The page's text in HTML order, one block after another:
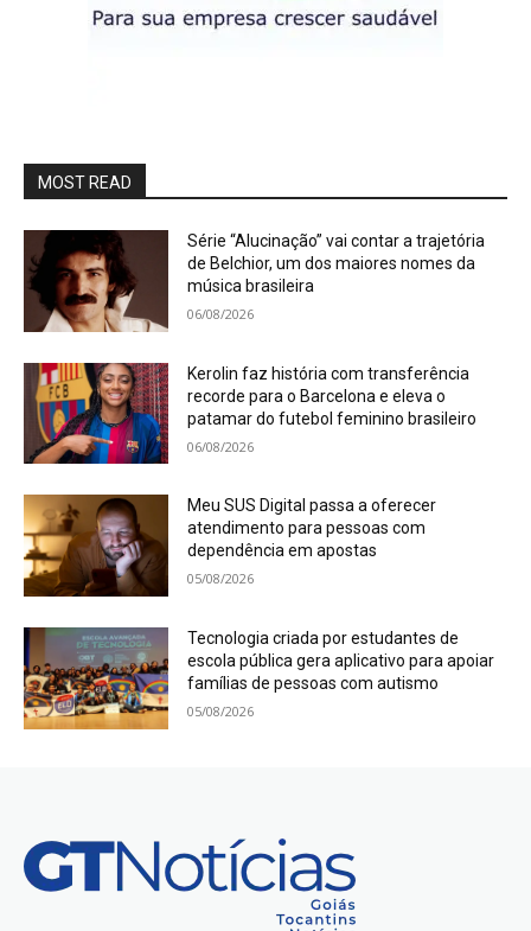
MOST READ
Série “Alucinação” vai contar a trajetória
de Belchior, um dos maiores nomes da
música brasileira
06/08/2026
Kerolin faz história com transferência
recorde para o Barcelona e eleva o
patamar do futebol feminino brasileiro
06/08/2026
Meu SUS Digital passa a oferecer
atendimento para pessoas com
dependência em apostas
05/08/2026
Tecnologia criada por estudantes de
escola pública gera aplicativo para apoiar
famílias de pessoas com autismo
05/08/2026